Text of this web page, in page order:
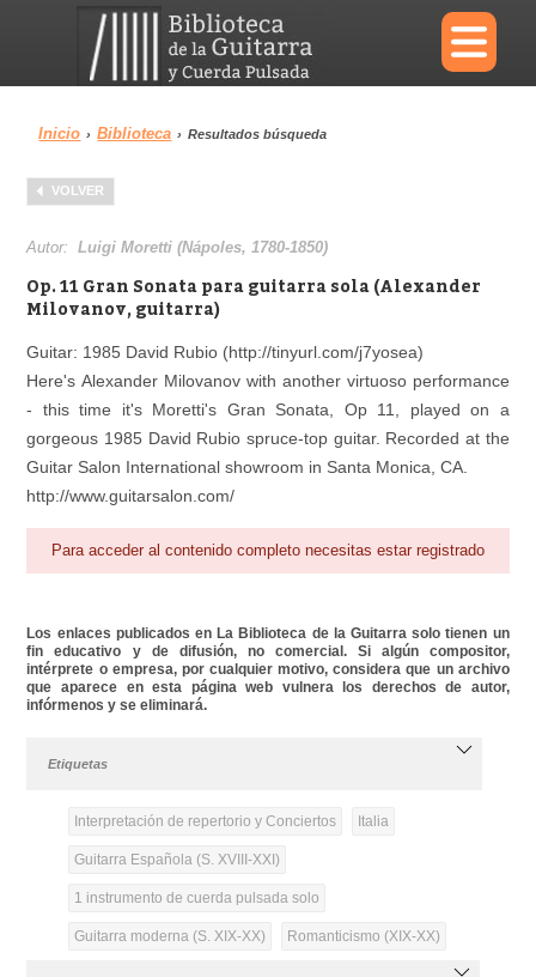
×
Menu
Biblioteca
Reproductor
Inicio › Biblioteca › Resultados búsqueda
VOLVER
Autor:Luigi Moretti (Nápoles, 1780-1850)
Op. 11 Gran Sonata para guitarra sola (Alexander
Milovanov, guitarra)
Guitar: 1985 David Rubio (http://tinyurl.com/j7yosea)
Here's Alexander Milovanov with another virtuoso performance
- this time it's Moretti's Gran Sonata, Op 11, played on a
gorgeous 1985 David Rubio spruce-top guitar. Recorded at the
Guitar Salon International showroom in Santa Monica, CA.
http://www.guitarsalon.com/
Para acceder al contenido completo necesitas estar registrado
Los enlaces publicados en La Biblioteca de la Guitarra solo tienen un
fin educativo y de difusión, no comercial. Si algún compositor,
intérprete o empresa, por cualquier motivo, considera que un archivo
que aparece en esta página web vulnera los derechos de autor,
infórmenos y se eliminará.
Etiquetas
Interpretación de repertorio y Conciertos Italia
Guitarra Española (S. XVIII-XXI)
1 instrumento de cuerda pulsada solo
Guitarra moderna (S. XIX-XX) Romanticismo (XIX-XX)